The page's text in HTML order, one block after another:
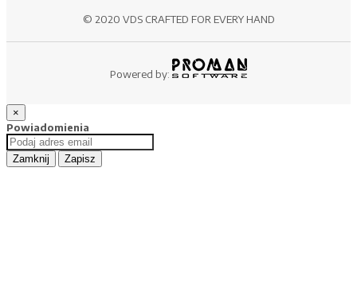
© 2020 VDS CRAFTED FOR EVERY HAND
Powered by:
×
Powiadomienia
Zamknij Zapisz